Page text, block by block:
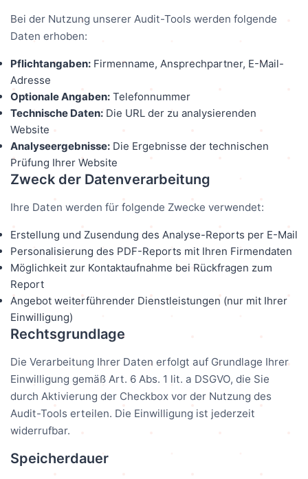
Bei der Nutzung unserer Audit-Tools werden folgende
Daten erhoben:
Pflichtangaben: Firmenname, Ansprechpartner, E-Mail-
Adresse
Optionale Angaben: Telefonnummer
Technische Daten: Die URL der zu analysierenden
Website
Analyseergebnisse: Die Ergebnisse der technischen
Prüfung Ihrer Website
Zweck der Datenverarbeitung
Ihre Daten werden für folgende Zwecke verwendet:
Erstellung und Zusendung des Analyse-Reports per E-Mail
Personalisierung des PDF-Reports mit Ihren Firmendaten
Möglichkeit zur Kontaktaufnahme bei Rückfragen zum
Report
Angebot weiterführender Dienstleistungen (nur mit Ihrer
Einwilligung)
Rechtsgrundlage
Die Verarbeitung Ihrer Daten erfolgt auf Grundlage Ihrer
Einwilligung gemäß Art. 6 Abs. 1 lit. a DSGVO, die Sie
durch Aktivierung der Checkbox vor der Nutzung des
Audit-Tools erteilen. Die Einwilligung ist jederzeit
widerrufbar.
Speicherdauer